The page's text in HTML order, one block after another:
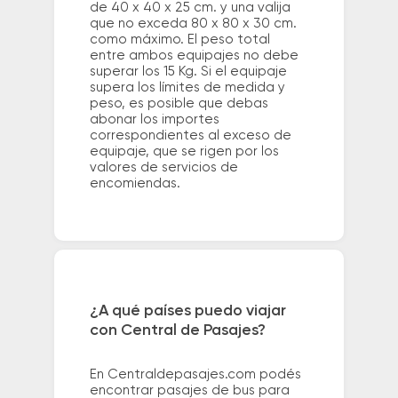
de 40 x 40 x 25 cm. y una valija
que no exceda 80 x 80 x 30 cm.
como máximo. El peso total
entre ambos equipajes no debe
superar los 15 Kg. Si el equipaje
supera los límites de medida y
peso, es posible que debas
abonar los importes
correspondientes al exceso de
equipaje, que se rigen por los
valores de servicios de
encomiendas.
¿A qué países puedo viajar
con Central de Pasajes?
En Centraldepasajes.com podés
encontrar pasajes de bus para